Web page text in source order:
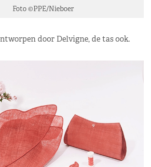
Foto ©PPE/Nieboer
door Delvigne, de tas ook.